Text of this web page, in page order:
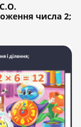
числа 2;